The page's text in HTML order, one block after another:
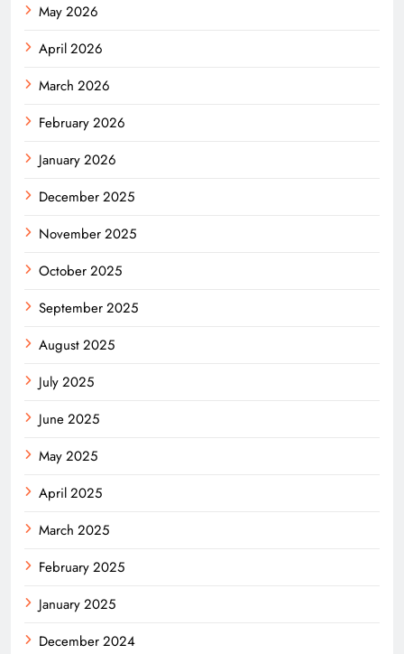
May 2026
April 2026
March 2026
February 2026
January 2026
December 2025
November 2025
October 2025
September 2025
August 2025
July 2025
June 2025
May 2025
April 2025
March 2025
February 2025
January 2025
December 2024